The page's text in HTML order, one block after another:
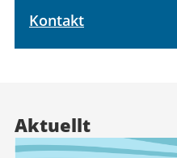
Kontakt
Aktuellt